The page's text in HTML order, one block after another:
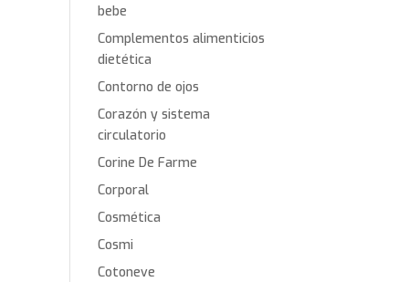
bebe
Complementos alimenticios
dietética
Contorno de ojos
Corazón y sistema
circulatorio
Corine De Farme
Corporal
Cosmética
Cosmi
Cotoneve